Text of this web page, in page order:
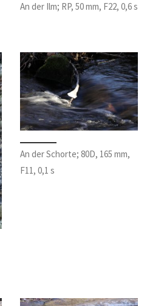
An der Ilm; RP, 50 mm, F22, 0,6 s
An der Schorte; 80D, 165 mm,
F11, 0,1 s